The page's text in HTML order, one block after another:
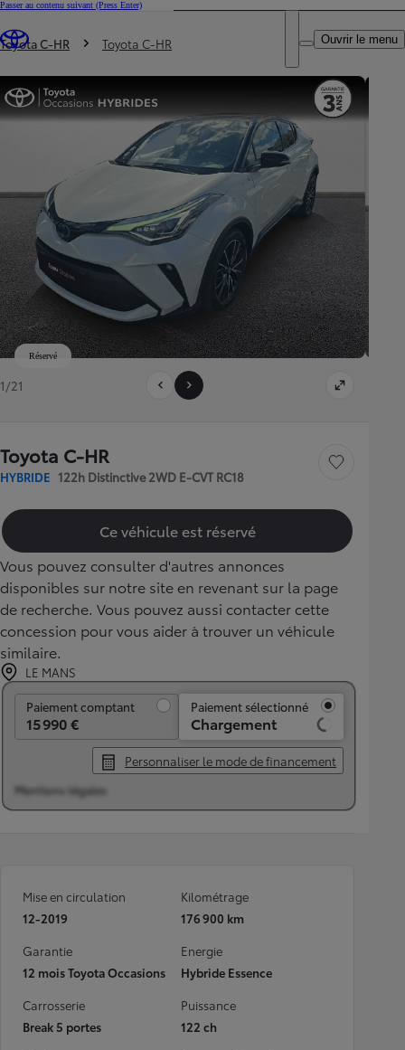
Passer au contenu suivant (Press Enter)
Trouvez un partenaire Toyota
DEALER NAME
Ouvrir le menu
Vous êtes ici
Toyota C-HR Toyota C-HR
Réservé
1/21
Toyota C-HR
HYBRIDE 122h Distinctive 2WD E-CVT RC18
Sauvegarder le
Ce véhicule est réservé
Vous pouvez consulter d'autres annonces
disponibles sur notre site en revenant sur la page
de recherche. Vous pouvez aussi contacter cette
concession pour vous aider à trouver un véhicule
similaire.
LE MANS
Paiement comptant
15 990 €
Paiement sélectionné
Chargement
Personnaliser le mode de financement
Mentions légales
Mise en circulation
12-2019
Kilométrage
176 900 km
Garantie
12 mois Toyota Occasions
Energie
Hybride Essence
Carrosserie
Break 5 portes
Puissance
122 ch